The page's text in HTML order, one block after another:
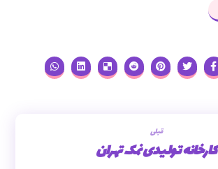
قبلی
کارخانه تولیدی نمک تهران